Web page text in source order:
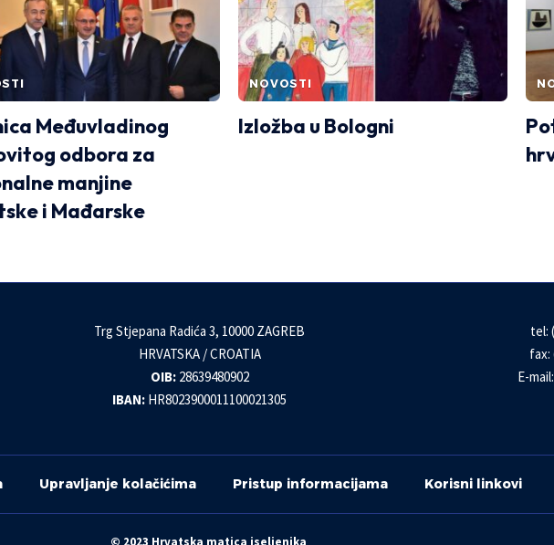
Međuvladinog
odbora za
manjine
i Mađarske
NOVOSTI
Izložba u Bologni
Trg Stjepana Radića 3, 10000 ZAGREB
HRVATSKA / CROATIA
OIB:28639480902
IBAN: HR8023900011100021305
tel:
fax:
E-mail:
Upravljanje kolačićima Pristup informacijama Korisni linkovi